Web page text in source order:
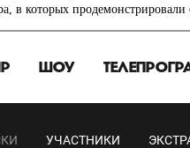
в которых